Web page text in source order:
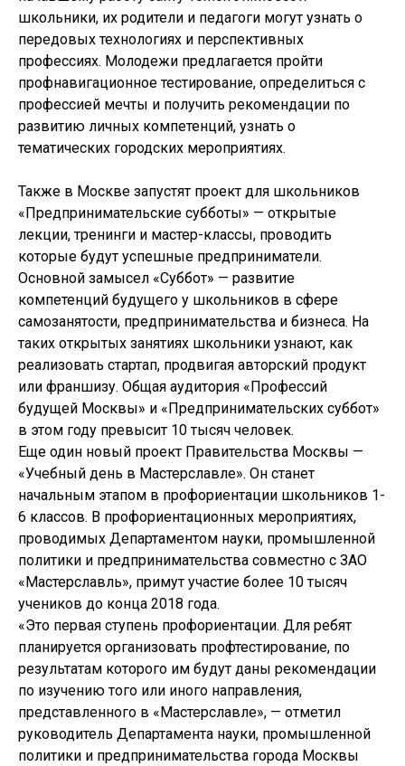
школьники, их родители и педагоги могут узнать о
передовых технологиях и перспективных
профессиях. Молодежи предлагается пройти
профнавигационное тестирование, определиться с
профессией мечты и получить рекомендации по
развитию личных компетенций, узнать о
тематических городских мероприятиях.
Также в Москве запустят проект для школьников
«Предпринимательские субботы» — открытые
лекции, тренинги и мастер-классы, проводить
которые будут успешные предприниматели.
Основной замысел «Суббот» — развитие
компетенций будущего у школьников в сфере
самозанятости, предпринимательства и бизнеса. На
таких открытых занятиях школьники узнают, как
реализовать стартап, продвигая авторский продукт
или франшизу. Общая аудитория «Профессий
будущей Москвы» и «Предпринимательских суббот»
в этом году превысит 10 тысяч человек.
Еще один новый проект Правительства Москвы —
«Учебный день в Мастерславле». Он станет
начальным этапом в профориентации школьников 1-
6 классов. В профориентационных мероприятиях,
проводимых Департаментом науки, промышленной
политики и предпринимательства совместно с ЗАО
«Мастерславль», примут участие более 10 тысяч
учеников до конца 2018 года.
«Это первая ступень профориентации. Для ребят
планируется организовать профтестирование, по
результатам которого им будут даны рекомендации
по изучению того или иного направления,
представленного в «Мастерславле», — отметил
руководитель Департамента науки, промышленной
политики и предпринимательства города Москвы